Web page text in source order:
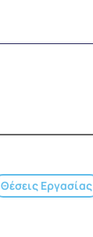
Θέσεις Εργασίας